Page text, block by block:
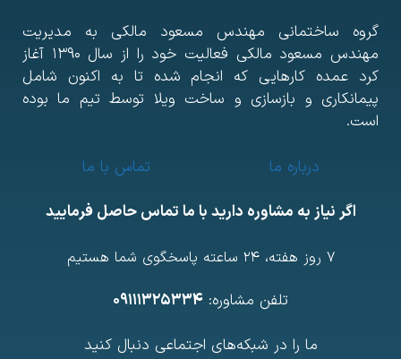
ساختمانی مهندس مسعود مالکی به مدیریت
مهندس مسعود مالکی فعالیت خود را از سال ۱۳۹۰ آغاز
عمده کارهایی که انجام شده تا به اکنون شامل
و بازسازی و ساخت ویلا توسط تیم ما بوده
درباره ما
تماس با ما
اگر نیاز به مشاوره دارید با ما تماس حاصل فرمایید
تلفن مشاوره:۰۹۱۱۱۳۲۵۳۳۴
ما را در شبکه‌های اجتماعی دنبال کنید